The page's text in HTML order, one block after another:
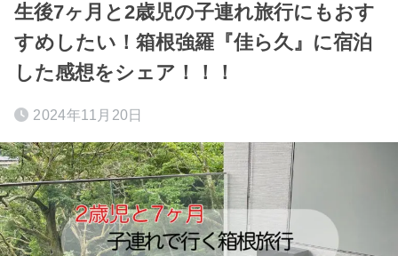
生後7ヶ月と2歳児の子連れ旅行にもおす
すめしたい！箱根強羅『佳ら久』に宿泊
した感想をシェア！！！
2024年11月20日